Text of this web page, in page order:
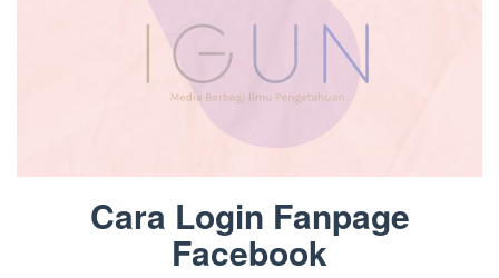
Cara Login Fanpage
Facebook